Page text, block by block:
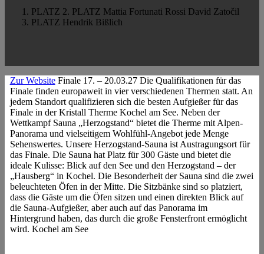
1. PLATZ 2. PLATZ Mattia Fortunati Rossi David Zatočil
3. PLATZ Hendrik Bißlich
Zur Website Finale 17. – 20.03.27 Die Qualifikationen für das
Finale finden europaweit in vier verschiedenen Thermen statt. An
jedem Standort qualifizieren sich die besten Aufgießer für das
Finale in der Kristall Therme Kochel am See. Neben der
Wettkampf Sauna „Herzogstand“ bietet die Therme mit Alpen-
Panorama und vielseitigem Wohlfühl-Angebot jede Menge
Sehenswertes. Unsere Herzogstand-Sauna ist Austragungsort für
das Finale. Die Sauna hat Platz für 300 Gäste und bietet die
ideale Kulisse: Blick auf den See und den Herzogstand – der
„Hausberg“ in Kochel. Die Besonderheit der Sauna sind die zwei
beleuchteten Öfen in der Mitte. Die Sitzbänke sind so platziert,
dass die Gäste um die Öfen sitzen und einen direkten Blick auf
die Sauna-Aufgießer, aber auch auf das Panorama im
Hintergrund haben, das durch die große Fensterfront ermöglicht
wird. Kochel am See